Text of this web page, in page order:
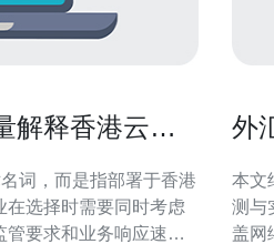
解释香港云服
词，而是指部署于香港
在选择时需要同时考虑
管要求和业务响应速
外
本文
测与
盖网